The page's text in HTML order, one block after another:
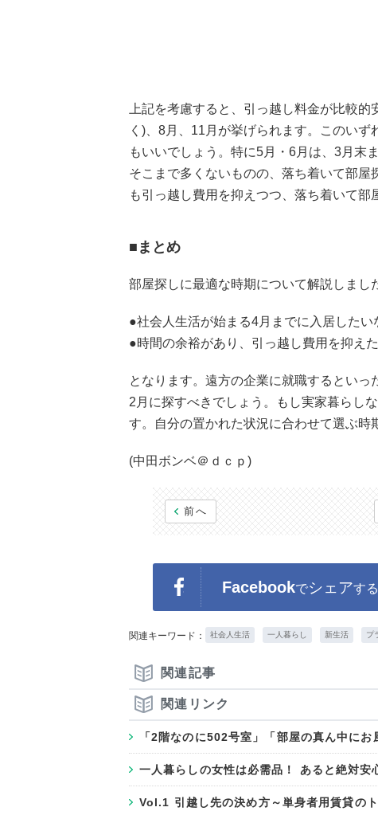
上記を考慮すると、引っ越し料金が比較
く)、8月、11月が挙げられます。このい
もいいでしょう。特に5月・6月は、3月末
そこまで多くないものの、落ち着いて部屋
も引っ越し費用を抑えつつ、落ち着いて部
■まとめ
部屋探しに最適な時期について解説しまし
●社会人生活が始まる4月までに入居したい
●時間の余裕があり、引っ越し費用を抑え
となります。遠方の企業に就職するといっ
2月に探すべきでしょう。もし実家暮らし
す。自分の置かれた状況に合わせて選ぶ時
(中田ボンベ＠ｄｃｐ)
前へ
Facebookでシェアする
関連キーワード： 社会人生活 一人暮らし 新生活 プ
関連記事
関連リンク
「2階なのに502号室」「部屋の真ん中に
一人暮らしの女性は必需品！ あると絶対安
Vol.1 引越し先の決め方～単身者用賃貸の